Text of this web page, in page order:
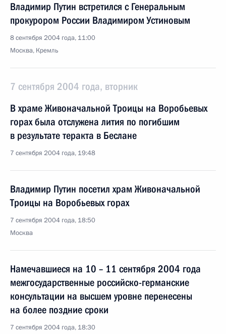
Владимир Путин встретился с Генеральным
прокурором России Владимиром Устиновым
8 сентября 2004 года, 11:00
Москва, Кремль
7 сентября 2004 года, вторник
В храме Живоначальной Троицы на Воробьевых
горах была отслужена лития по погибшим
в результате теракта в Беслане
7 сентября 2004 года, 19:48
Владимир Путин посетил храм Живоначальной
Троицы на Воробьевых горах
7 сентября 2004 года, 18:50
Москва
Намечавшиеся на 10 – 11 сентября 2004 года
межгосударственные российско-германские
консультации на высшем уровне перенесены
на более поздние сроки
7 сентября 2004 года, 18:30